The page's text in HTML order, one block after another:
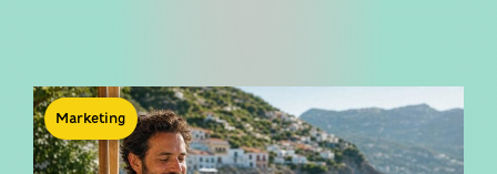
Marketing